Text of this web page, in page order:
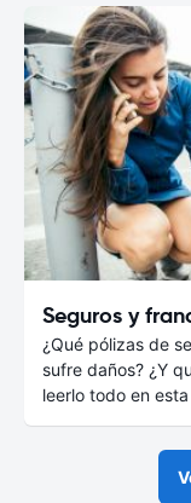
Seguros y
¿Qué pólizas de
sufre daños? ¿Y
leerlo todo en